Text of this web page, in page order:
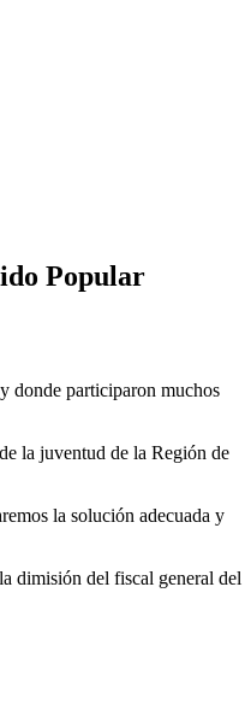
Popular
donde participaron muchos
la juventud de la Región de
la solución adecuada y
dimisión del fiscal general del